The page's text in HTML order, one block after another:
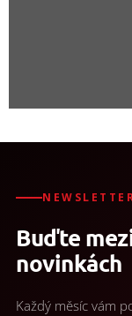
Buďte
novinkách
Každý měsíc vám